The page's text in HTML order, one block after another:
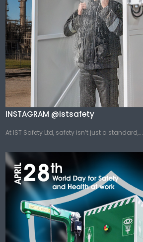
INSTAGRAM @istsafety
At IST Safety Ltd, safety isn’t just a standard,...